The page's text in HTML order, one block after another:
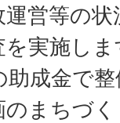
運営等の
を実施し
助成金で
のまちづ